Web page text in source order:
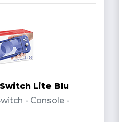
Lite Blu
- Console -